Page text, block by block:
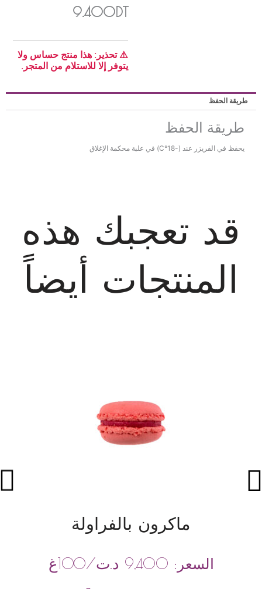
9.400DT
⚠️ تحذير: هذا منتج حساس ولا
يتوفر إلا للاستلام من المتجر.
طريقة الحفظ
طريقة الحفظ
يحفظ في الفريزر عند (-18°C) في علبة محكمة الإغلاق
قد تعجبك هذه
المنتجات أيضاً
ماكرون بالفراولة
السعر:9,400 د.ت/100غ